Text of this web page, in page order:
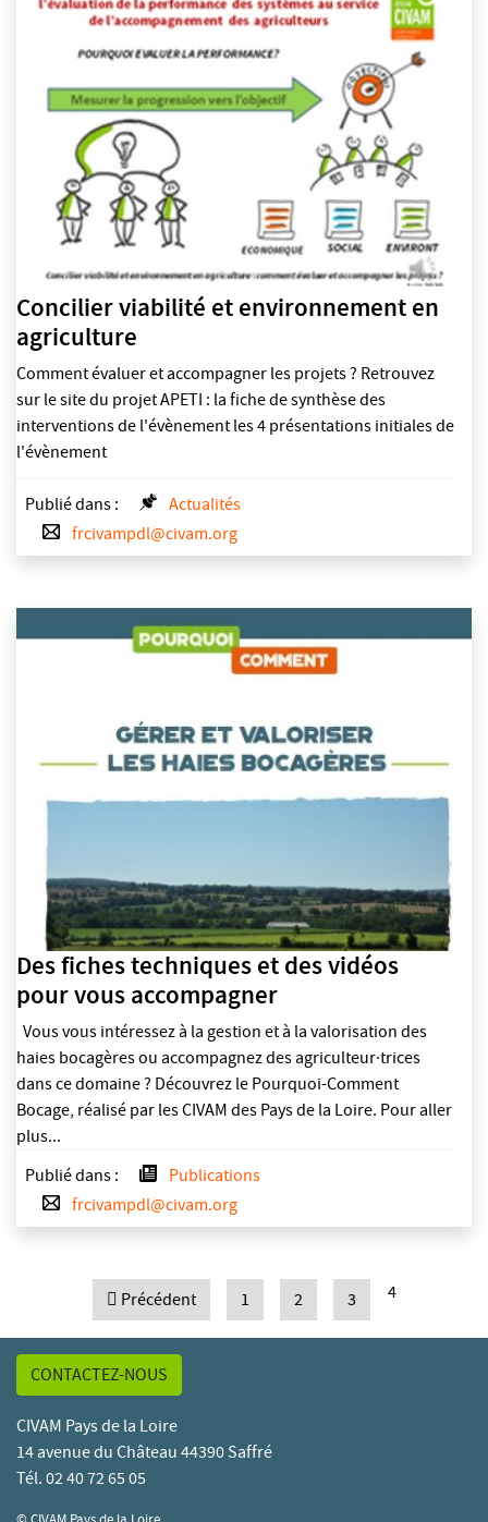
Concilier viabilité et environnement en
agriculture
Comment évaluer et accompagner les projets ? Retrouvez
sur le site du projet APETI : la fiche de synthèse des
interventions de l'évènement les 4 présentations initiales de
l'évènement
Publié dans :
Actualités
frcivampdl@civam.org
Des fiches techniques et des vidéos
pour vous accompagner
Vous vous intéressez à la gestion et à la valorisation des
haies bocagères ou accompagnez des agriculteur·trices
dans ce domaine ? Découvrez le Pourquoi-Comment
Bocage, réalisé par les CIVAM des Pays de la Loire. Pour aller
plus...
Publié dans :
Publications
frcivampdl@civam.org
Précédent 1 2 3 4
CONTACTEZ-NOUS
CIVAM Pays de la Loire
14 avenue du Château 44390 Saffré
Tél. 02 40 72 65 05